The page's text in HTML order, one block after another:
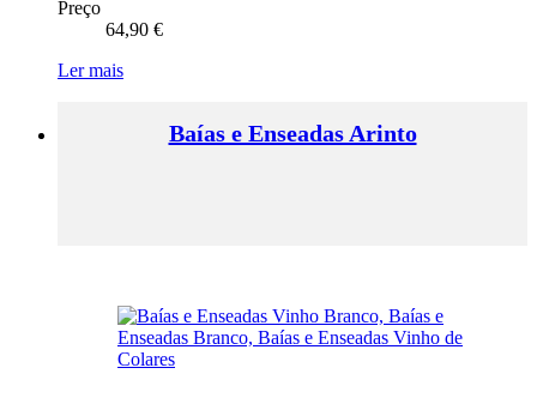
Preço
64,90 €
Ler mais
Baías e Enseadas Arinto